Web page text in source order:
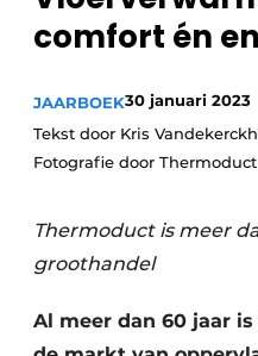
Vacature aanmelden
Video’s
Sanitair
Binnenklimaat
comfort én
JAARBOEK30 januari 2023
Tekst door Kris
Fotografie door Thermoduct
Thermoduct is meer
groothandel
Al meer dan 60 jaar